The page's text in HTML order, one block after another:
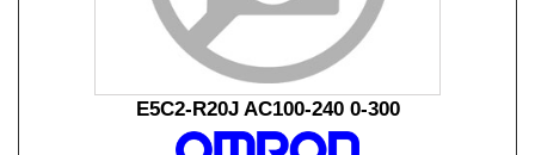
E5C2-R20J AC100-240 0-300